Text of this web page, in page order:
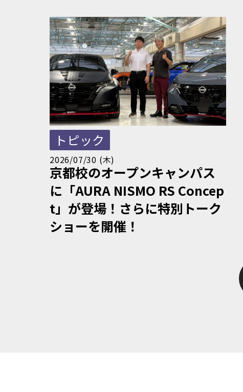
トピック
2026/07/30 (木)
京都校のオープンキャンパス
に「AURA NISMO RS Concep
t」が登場！さらに特別トーク
ショーを開催！